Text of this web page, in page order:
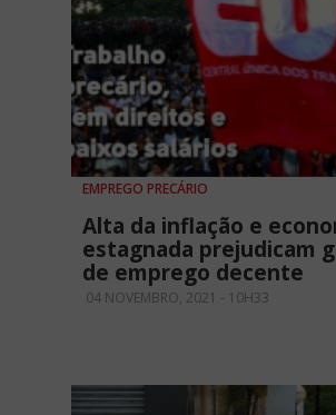
EMPREGO PRECÁRIO
Alta da inflação e
estagnada prejudicam
de emprego decente
04 NOVEMBRO, 2021 - 10H33